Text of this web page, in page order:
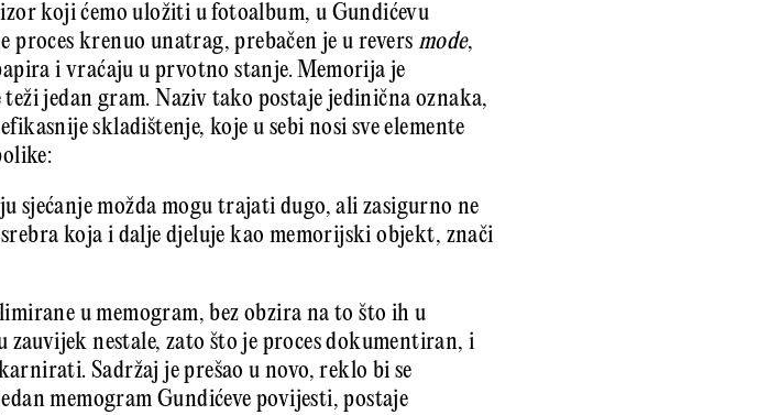
koji ćemo uložiti u fotoalbum, u Gundićevu
krenuo unatrag, prebačen je u revers mode,
i vraćaju u prvotno stanje. Memorija je
jedan gram. Naziv tako postaje jedinična oznaka,
skladištenje, koje u sebi nosi sve elemente
sjećanje možda mogu trajati dugo, ali zasigurno ne
koja i dalje djeluje kao memorijski objekt, znači
u memogram, bez obzira na to što ih u
nestale, zato što je proces dokumentiran, i
Sadržaj je prešao u novo, reklo bi se
memogram Gundićeve povijesti, postaje